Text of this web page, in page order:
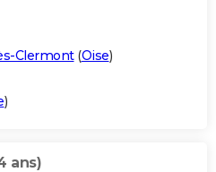
Clermont(Oise)
)
ans)